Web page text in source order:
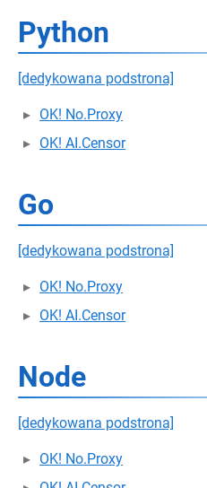
Python
[dedykowana podstrona]
OK! No.Proxy
OK! AI.Censor
Go
[dedykowana podstrona]
OK! No.Proxy
OK! AI.Censor
Node
[dedykowana podstrona]
OK! No.Proxy